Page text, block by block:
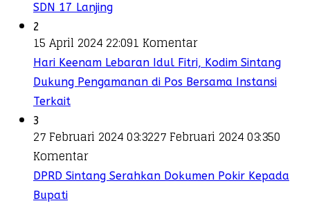
SDN 17 Lanjing
2
15 April 2024 22:091 Komentar
Hari Keenam Lebaran Idul Fitri, Kodim Sintang
Dukung Pengamanan di Pos Bersama Instansi
Terkait
3
27 Februari 2024 03:3227 Februari 2024 03:350
Komentar
DPRD Sintang Serahkan Dokumen Pokir Kepada
Bupati